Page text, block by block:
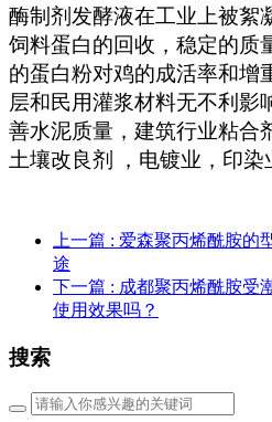
酶制剂发酵液在工业上被絮
饲料蛋白的回收，稳定的质
的蛋白粉对鸡的成活率和增
层和民用灌浆材料无不利影
善水泥质量，建筑行业粘合
土壤改良剂
，电镀业，印染
上一篇 : 爱森聚丙烯酰胺的
途
下一篇 : 成都聚丙烯酰胺受
使用效果吗？
搜索